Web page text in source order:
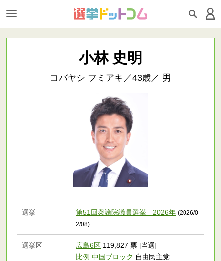
小林 史明
コバヤシ フミアキ／43歳／ 男
選挙 第51回衆議院議員選挙 2026年 (2026/0
2/08)
選挙区 広島6区 119,827 票 [当選]
比例 中国ブロック 自由民主党